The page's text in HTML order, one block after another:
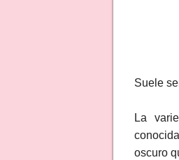
Suele
La
oscuro